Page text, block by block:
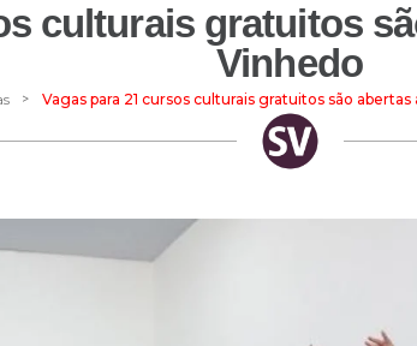
culturais gratuitos
Vinhedo
> Vagas para 21 cursos culturais gratuitos são